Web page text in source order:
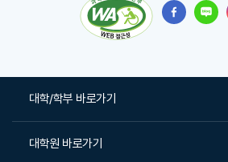
대학/학부 바로가기
대학원 바로가기